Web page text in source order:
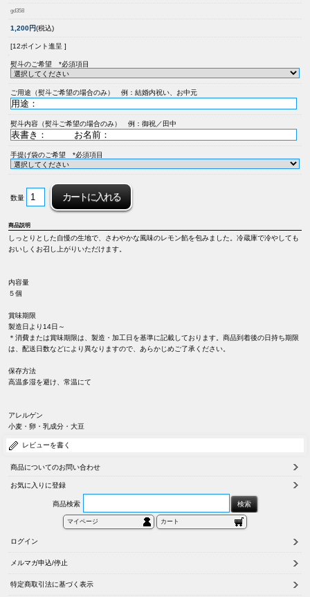
gd358
1,200円(税込)
[12ポイント進呈 ]
熨斗のご希望 *必須項目
ご用途（熨斗ご希望の場合のみ） 例：結婚内祝い、お中元
熨斗内容（熨斗ご希望の場合のみ） 例：御祝／田中
手提げ袋のご希望 *必須項目
数量
商品説明
しっとりとした自慢の生地で、さわやかな風味のレモン餡を包みました。冷蔵庫で冷やしても
おいしくお召し上がりいただけます。
内容量
５個
賞味期限
製造日より14日～
＊消費または賞味期限は、製造・加工日を基準に記載しております。商品到着後の日持ち期限
は、配送日数などにより異なりますので、あらかじめご了承ください。
保存方法
高温多湿を避け、常温にて
アレルゲン
小麦・卵・乳成分・大豆
レビューを書く
商品についてのお問い合わせ
お気に入りに登録
商品検索
マイページ カート
ログイン
メルマガ申込/停止
特定商取引法に基づく表示